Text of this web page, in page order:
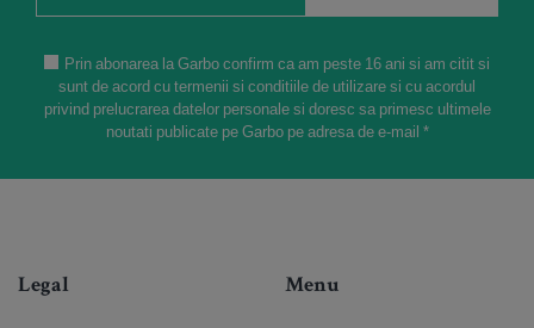
Prin abonarea la Garbo confirm ca am peste 16 ani si am citit si
sunt de acord cu termenii si conditiile de utilizare si cu acordul
privind prelucrarea datelor personale si doresc sa primesc ultimele
noutati publicate pe Garbo pe adresa de e-mail *
Legal Menu